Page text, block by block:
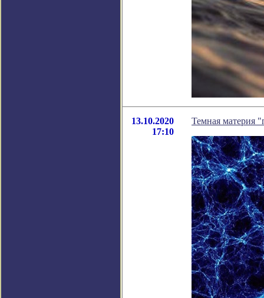
13.10.2020
17:10
Темная материя